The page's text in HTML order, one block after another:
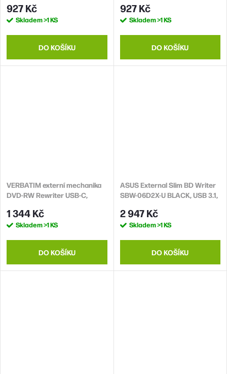
927 Kč
Skladem>1 KS
DO KOŠÍKU
927 Kč
Skladem>1 KS
DO KOŠÍKU
VERBATIM externí mechanika
DVD-RW Rewriter USB-C,
1 344 Kč
Skladem>1 KS
DO KOŠÍKU
ASUS External Slim BD Writer
SBW-06D2X-U BLACK, USB 3.1,
2 947 Kč
Skladem>1 KS
DO KOŠÍKU